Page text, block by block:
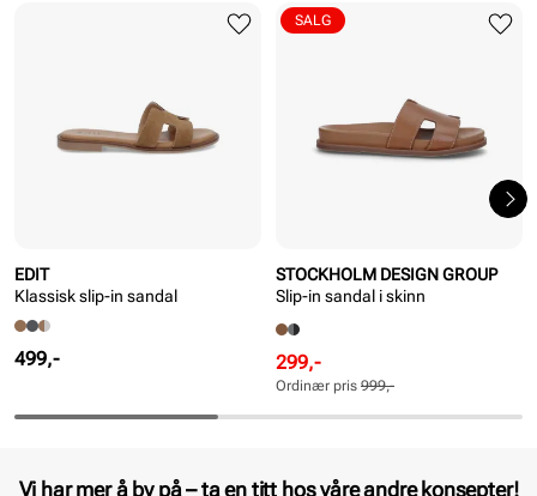
EDIT
Klassisk slip-in sandal
Pris
499,-
STOCKHOLM DESIGN GROUP
Slip-in sandal i skinn
Rabattert
pris
Pris
299,-
Ordinær
pris
Pris
Ordinær pris 999,-
SALG
Vi har mer å by på – ta en titt hos våre andre konsepter!